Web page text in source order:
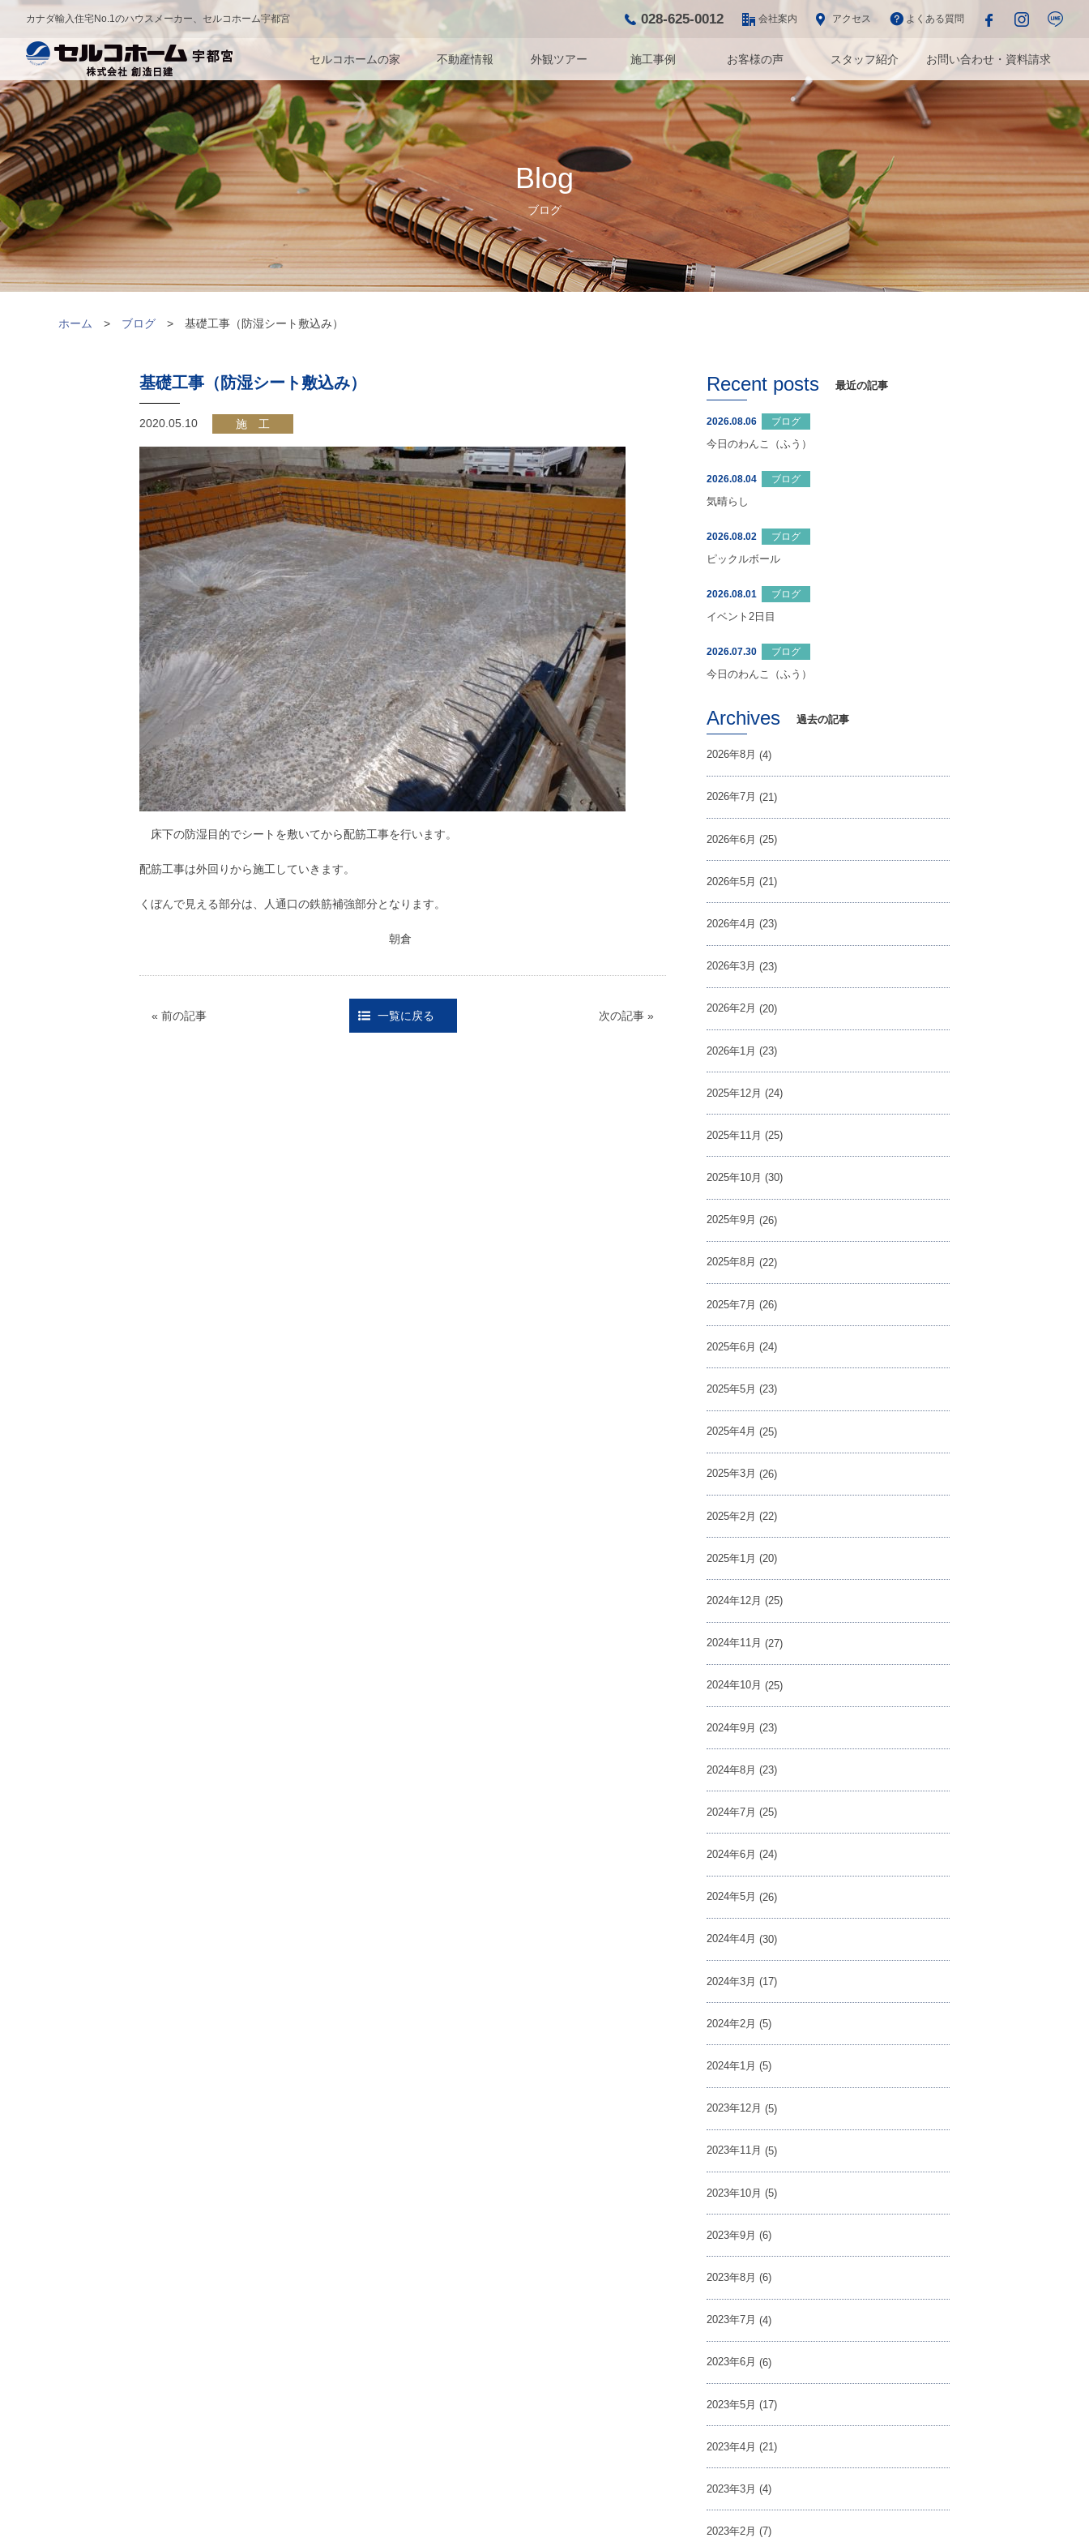
カナダ輸入住宅No.1のハウスメーカー、セルコホーム宇都宮 028-625-0012 会社案内 アクセス よくある質問
セルコホームの家 不動産情報 外観ツアー 施工事例 お客様の声 スタッフ紹介 お問い合わせ・資料請求
Blog
ブログ
ホーム ブログ 基礎工事（防湿シート敷込み）
基礎工事（防湿シート敷込み）
2020.05.10 施 工
床下の防湿目的でシートを敷いてから配筋工事を行います。
配筋工事は外回りから施工していきます。
くぼんで見える部分は、人通口の鉄筋補強部分となります。
朝倉
« 前の記事 一覧に戻る 次の記事 »
Recent posts 最近の記事
2026.08.06
ブログ
今日のわんこ（ふう）
2026.08.04
ブログ
気晴らし
2026.08.02
ブログ
ピックルボール
2026.08.01
ブログ
イベント2日目
2026.07.30
ブログ
今日のわんこ（ふう）
Archives 過去の記事
2026年8月 (4)
2026年7月 (21)
2026年6月 (25)
2026年5月 (21)
2026年4月 (23)
2026年3月 (23)
2026年2月 (20)
2026年1月 (23)
2025年12月 (24)
2025年11月 (25)
2025年10月 (30)
2025年9月 (26)
2025年8月 (22)
2025年7月 (26)
2025年6月 (24)
2025年5月 (23)
2025年4月 (25)
2025年3月 (26)
2025年2月 (22)
2025年1月 (20)
2024年12月 (25)
2024年11月 (27)
2024年10月 (25)
2024年9月 (23)
2024年8月 (23)
2024年7月 (25)
2024年6月 (24)
2024年5月 (26)
2024年4月 (30)
2024年3月 (17)
2024年2月 (5)
2024年1月 (5)
2023年12月 (5)
2023年11月 (5)
2023年10月 (5)
2023年9月 (6)
2023年8月 (6)
2023年7月 (4)
2023年6月 (6)
2023年5月 (17)
2023年4月 (21)
2023年3月 (4)
2023年2月 (7)